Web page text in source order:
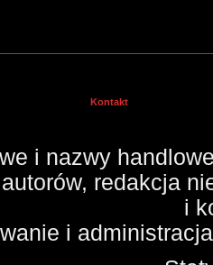
Kontakt
i nazwy
redakcja
i
i